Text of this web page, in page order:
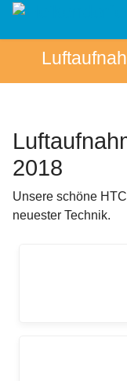
2018
Unsere schöne
neuester Technik.